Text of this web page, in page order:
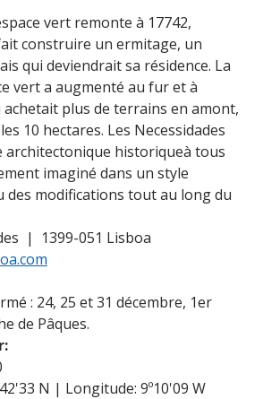
vert remonte à 17742,
construire un ermitage, un
qui deviendrait sa résidence. La
vert a augmenté au fur et à
plus de terrains en amont,
10 hectares. Les Necessidades
architectonique historiqueà tous
imaginé dans un style
des modifications tout au long du
| 1399-051 Lisboa
: 24, 25 et 31 décembre, 1er
de Pâques.
N | Longitude: 9º10'09 W